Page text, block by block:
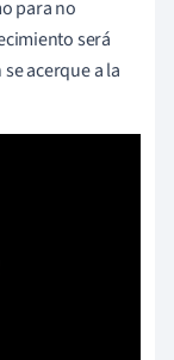
para no
será
acerque a la